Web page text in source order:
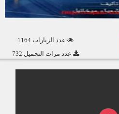
عدد الزيارات 1164
عدد مرات التحميل 732